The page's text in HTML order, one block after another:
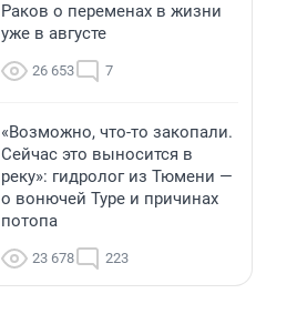
Раков о переменах в жизни
уже в августе
26 653 7
«Возможно, что-то закопали.
Сейчас это выносится в
реку»: гидролог из Тюмени —
о вонючей Туре и причинах
потопа
23 678 223